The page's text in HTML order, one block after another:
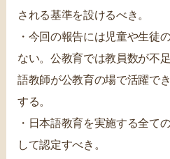
される基準を設けるべき。
・今回の報告には児童や生徒
ない。公教育では教員数が不
語教師が公教育の場で活躍で
する。
・日本語教育を実施する全て
して認定すべき。